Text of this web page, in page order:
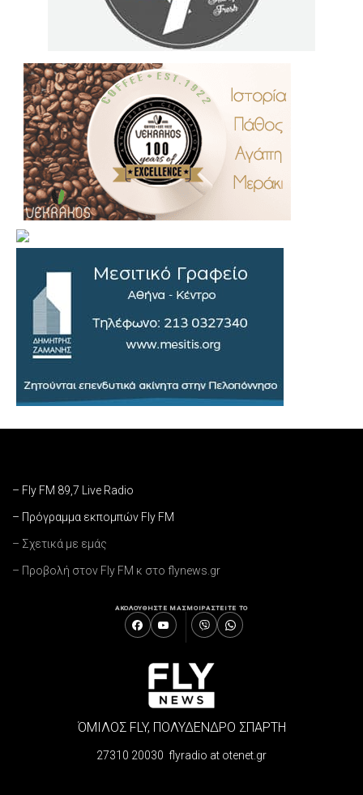
– Fly FM 89,7 Live Radio
– Πρόγραμμα εκπομπών Fly FM
– Σχετικά με εμάς
– Προβολή στον Fly FM κ στο flynews.gr
ΑΚΟΛΟΥΘΗΣΤΕ ΜΑΣΜΟΙΡΑΣΤΕΙΤΕ ΤΟ
ΌΜΙΛΟΣ FLY, ΠΟΛΥΔΕΝΔΡΟ ΣΠΑΡΤΗ
27310 20030 flyradio at otenet.gr